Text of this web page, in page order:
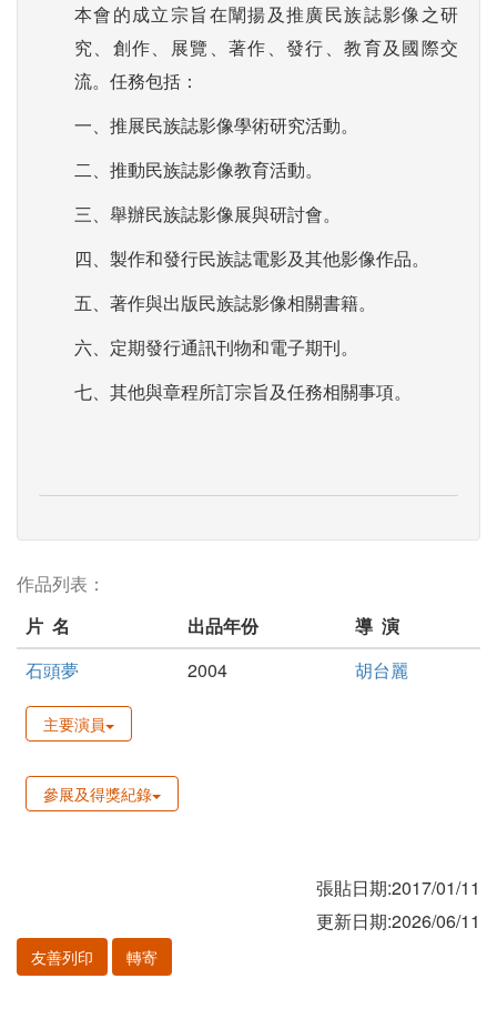
本會的成立宗旨在闡揚及推廣民族誌影像之研
究、創作、展覽、著作、發行、教育及國際交
流。任務包括：
一、推展民族誌影像學術研究活動。
二、推動民族誌影像教育活動。
三、舉辦民族誌影像展與研討會。
四、製作和發行民族誌電影及其他影像作品。
五、著作與出版民族誌影像相關書籍。
六、定期發行通訊刊物和電子期刊。
七、其他與章程所訂宗旨及任務相關事項。
作品列表：
片 名
出品年份
導 演
石頭夢
2004 胡台麗
主要演員
參展及得獎紀錄
張貼日期:2017/01/11
更新日期:2026/06/11
友善列印 轉寄